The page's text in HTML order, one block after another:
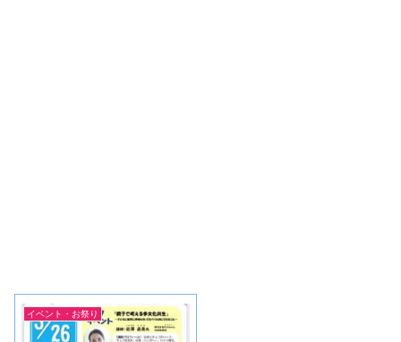
イベント・お祭り